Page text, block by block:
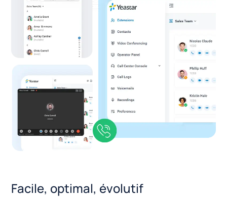
Facile, optimal, évolutif